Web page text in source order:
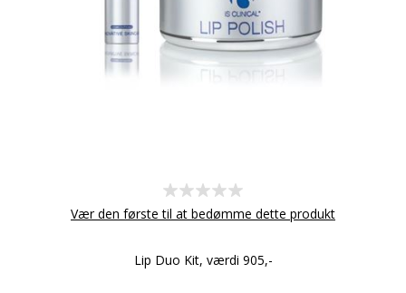
Vær den første til at bedømme dette produkt
Lip Duo Kit, værdi 905,-